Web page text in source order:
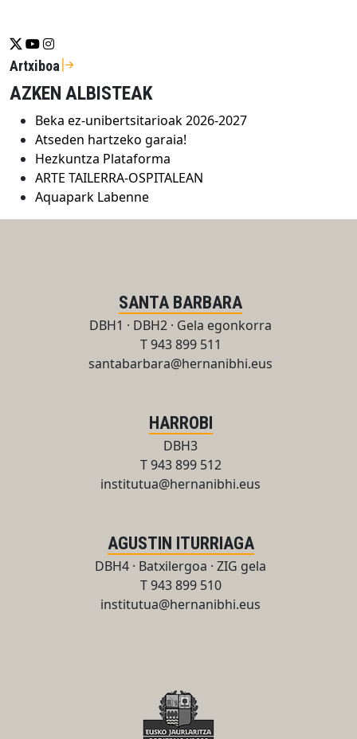
Se abrirá nueva ventana-twitter
Se abrirá nueva ventana-youtube
Se abrirá nueva ventana-instragram
Artxiboa
AZKEN ALBISTEAK
Beka ez-unibertsitarioak 2026-2027
Atseden hartzeko garaia!
Hezkuntza Plataforma
ARTE TAILERRA-OSPITALEAN
Aquapark Labenne
SANTA BARBARA
DBH1 · DBH2 · Gela egonkorra
T 943 899 511
santabarbara@hernanibhi.eus
HARROBI
DBH3
T 943 899 512
institutua@hernanibhi.eus
AGUSTIN ITURRIAGA
DBH4 · Batxilergoa · ZIG gela
T 943 899 510
institutua@hernanibhi.eus